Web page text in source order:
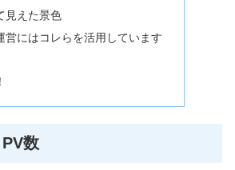
見えた景色
営にはコレらを活用しています
数